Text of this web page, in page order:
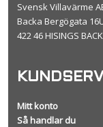
Svensk Villavärme
Backa Bergögata
422 46 HISINGS
Mitt konto
Så handlar du